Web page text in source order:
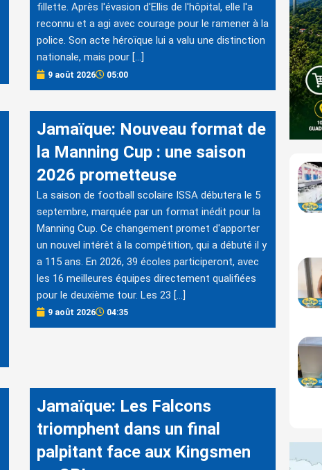
fillette. Après l'évasion d'Ellis de l'hôpital, elle l'a
reconnu et a agi avec courage pour le ramener à la
police. Son acte héroïque lui a valu une distinction
nationale, mais pour […]
9 août 2026 05:00
Jamaïque: Nouveau format de
la Manning Cup : une saison
2026 prometteuse
La saison de football scolaire ISSA débutera le 5
septembre, marquée par un format inédit pour la
Manning Cup. Ce changement promet d'apporter
un nouvel intérêt à la compétition, qui a débuté il y
a 115 ans. En 2026, 39 écoles participeront, avec
les 16 meilleures équipes directement qualifiées
pour le deuxième tour. Les 23 […]
9 août 2026 04:35
Jamaïque: Les Falcons
triomphent dans un final
palpitant face aux Kingsmen